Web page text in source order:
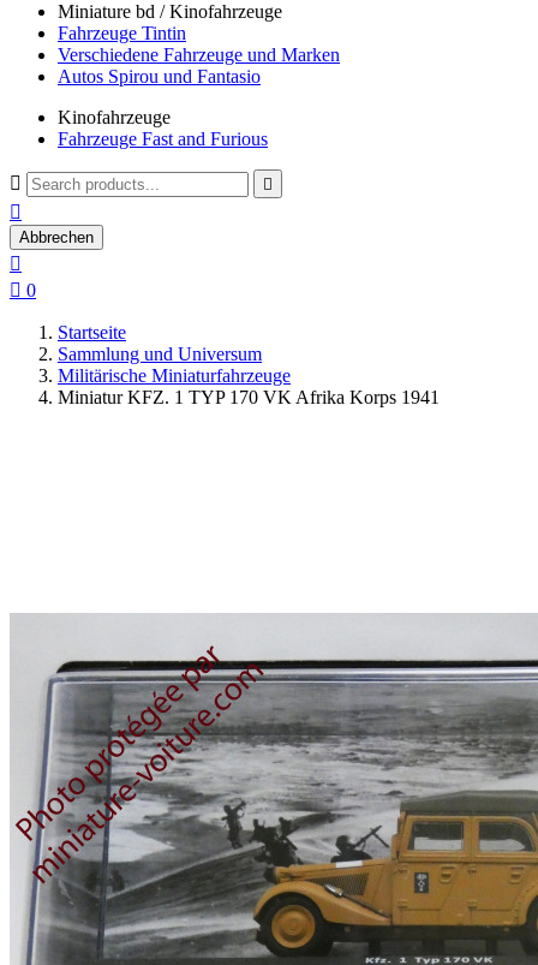
Miniature bd / Kinofahrzeuge
Fahrzeuge Tintin
Verschiedene Fahrzeuge und Marken
Autos Spirou und Fantasio
Kinofahrzeuge
Fahrzeuge Fast and Furious
 

Abbrechen

 0
Startseite
Sammlung und Universum
Militärische Miniaturfahrzeuge
Miniatur KFZ. 1 TYP 170 VK Afrika Korps 1941